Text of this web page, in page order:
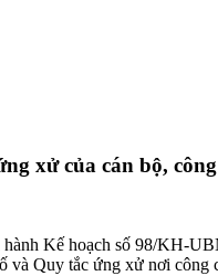
xử của cán bộ,
Kế hoạch số 98/KH-
và Quy tắc ứng xử nơi công